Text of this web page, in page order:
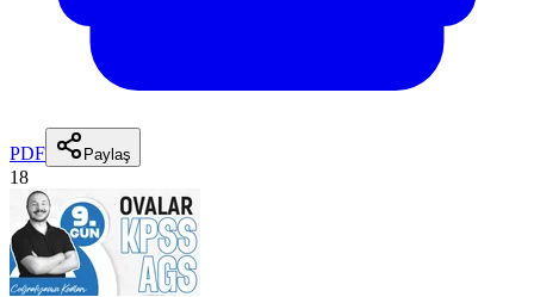
PDF Paylaş
18